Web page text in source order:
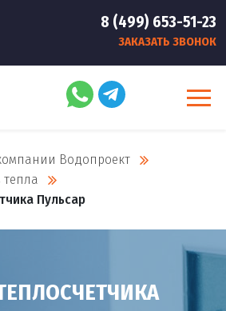
8 (499) 653-51-23
ЗАКАЗАТЬ ЗВОНОК
Водопроект
тепла
Пульсар